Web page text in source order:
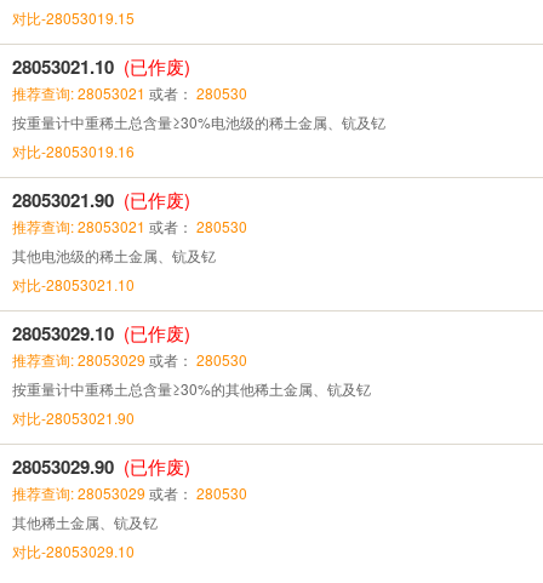
对比-28053019.15
28053021.10 (已作废)
推荐查询: 28053021 或者： 280530
按重量计中重稀土总含量≥30%电池级的稀土金属、钪及钇
对比-28053019.16
28053021.90 (已作废)
推荐查询: 28053021 或者： 280530
其他电池级的稀土金属、钪及钇
对比-28053021.10
28053029.10 (已作废)
推荐查询: 28053029 或者： 280530
按重量计中重稀土总含量≥30%的其他稀土金属、钪及钇
对比-28053021.90
28053029.90 (已作废)
推荐查询: 28053029 或者： 280530
其他稀土金属、钪及钇
对比-28053029.10